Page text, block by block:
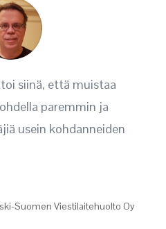
siinä, että muistaa
paremmin ja
usein kohdanneiden
Suomen Viestilaitehuolto Oy